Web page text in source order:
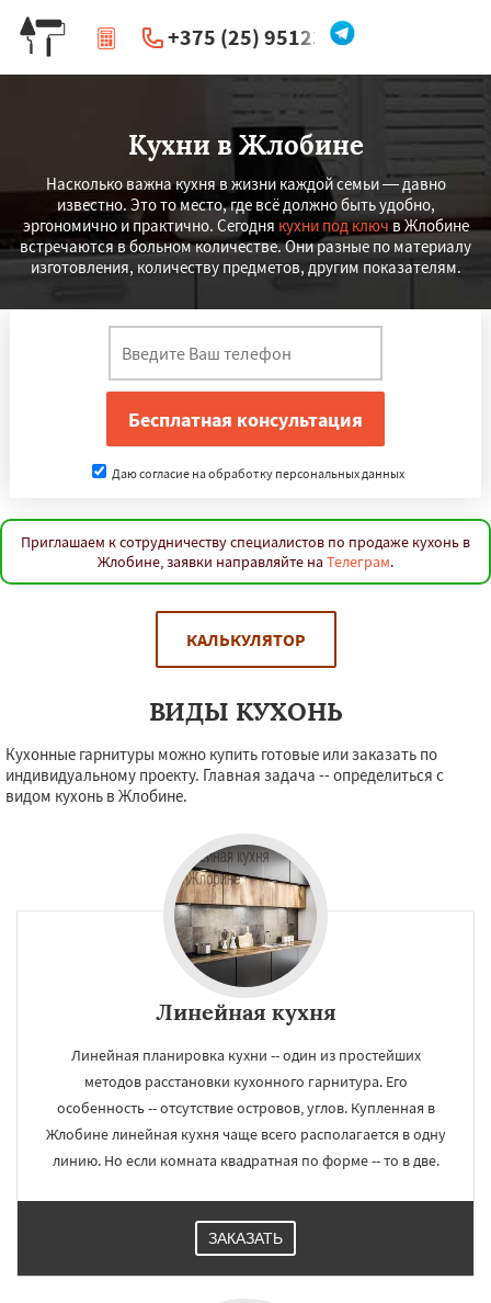
+375 (25) 951234
| Перезвоните мне
Кухни в Жлобине
Насколько важна кухня в жизни каждой семьи — давно
известно. Это то место, где всё должно быть удобно,
эргономично и практично. Сегодня кухни под ключв Жлобине
встречаются в больном количестве. Они разные по материалу
изготовления, количеству предметов, другим показателям.
Даю согласие на обработку персональных данных
Приглашаем к сотрудничеству специалистов по продаже кухонь в
Жлобине, заявки направляйте на Телеграм.
КАЛЬКУЛЯТОР
ВИДЫ КУХОНЬ
Кухонные гарнитуры можно купить готовые или заказать по
индивидуальному проекту. Главная задача -- определиться с
видом кухонь в Жлобине.
Линейная кухня
Линейная планировка кухни -- один из простейших
методов расстановки кухонного гарнитура. Его
особенность -- отсутствие островов, углов. Купленная в
Жлобине линейная кухня чаще всего располагается в одну
линию. Но если комната квадратная по форме -- то в две.
ЗАКАЗАТЬ